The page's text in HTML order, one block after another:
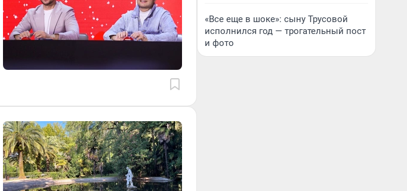
«Все еще в шоке»: сыну Трусовой
исполнился год — трогательный пост
и фото